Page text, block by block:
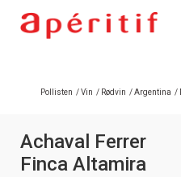
Pollisten /Vin / Rødvin /Argentina /
Achaval Ferrer
Finca Altamira